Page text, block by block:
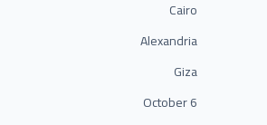
Cairo
Alexandria
Giza
6 October